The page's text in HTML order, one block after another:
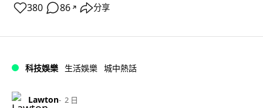
380 86 ↗ 分享
科技娛樂 生活娛樂 城中熱話
Lawton 2 日